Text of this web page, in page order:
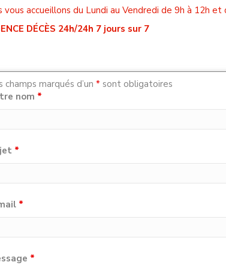
vous accueillons du Lundi au Vendredi de 9h à 12h
DÉCÈS 24h/24h 7 jours sur 7
champs marqués d’un * sont obligatoires
nom *
*
*
*